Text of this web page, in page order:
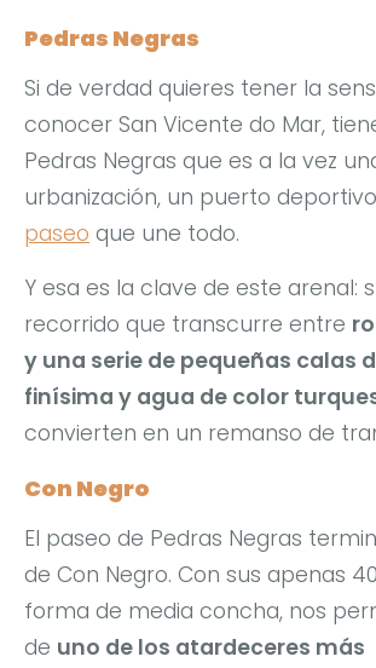
Pedras Negras
Si de verdad quieres tener la
conocer San Vicente do Mar,
Pedras Negras que es a la vez
urbanización, un puerto
paseo que une todo.
Y esa es la clave de este arenal:
recorrido que transcurre entre
y una serie de pequeñas calas
finísima y agua de color
convierten en un remanso de
Con Negro
El paseo de Pedras Negras
de Con Negro. Con sus apenas
forma de media concha, nos
de uno de los atardeceres más